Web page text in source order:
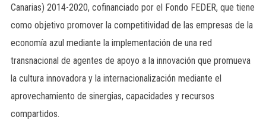
Canarias) 2014-2020, cofinanciado por el Fondo FEDER, que tiene
como objetivo promover la competitividad de las empresas de la
economía azul mediante la implementación de una red
transnacional de agentes de apoyo a la innovación que promueva
la cultura innovadora y la internacionalización mediante el
aprovechamiento de sinergias, capacidades y recursos
compartidos.